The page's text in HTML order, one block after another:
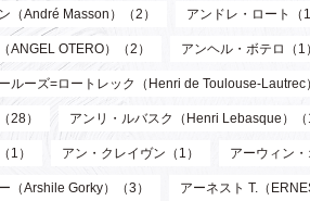
（André Masson）（2） アンドレ・ロート（1
ANGEL OTERO）（2） アンヘル・ボテロ（1）
ルーズ=ロートレック（Henri de Toulouse-Lautrec
28） アンリ・ルバスク（Henri Lebasque）（
1） アン・クレイヴン（1） アーウィン・
（Arshile Gorky）（3） アーネスト T.（